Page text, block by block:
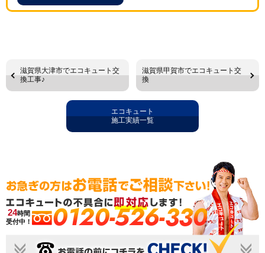
滋賀県大津市でエコキュート交
換工事♪
滋賀県甲賀市でエコキュート交
換
エコキュート
施工実績一覧
24時間
受付中！
0120-526-330